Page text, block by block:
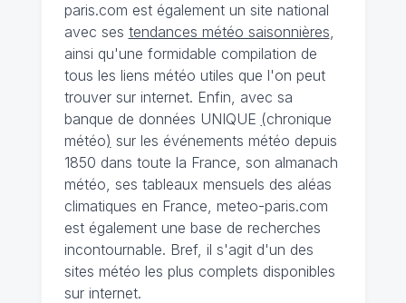
paris.com est également un site national
avec ses tendances météo saisonnières,
ainsi qu'une formidable compilation de
tous les liens météo utiles que l'on peut
trouver sur internet. Enfin, avec sa
banque de données UNIQUE (chronique
météo) sur les événements météo depuis
1850 dans toute la France, son almanach
météo, ses tableaux mensuels des aléas
climatiques en France, meteo-paris.com
est également une base de recherches
incontournable. Bref, il s'agit d'un des
sites météo les plus complets disponibles
sur internet.